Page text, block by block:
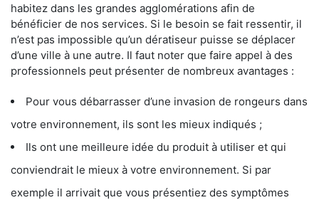
habitez dans les grandes agglomérations afin de
bénéficier de nos services. Si le besoin se fait ressentir, il
n’est pas impossible qu’un dératiseur puisse se déplacer
d’une ville à une autre. Il faut noter que faire appel à des
professionnels peut présenter de nombreux avantages :
Pour vous débarrasser d’une invasion de rongeurs dans
votre environnement, ils sont les mieux indiqués ;
Ils ont une meilleure idée du produit à utiliser et qui
conviendrait le mieux à votre environnement. Si par
exemple il arrivait que vous présentiez des symptômes